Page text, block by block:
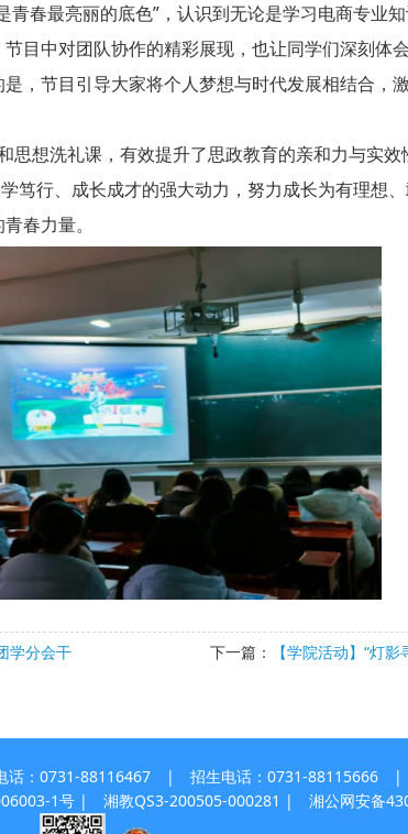
春最亮丽的底色”，认识到无论是学习电商专业
中对团队协作的精彩展现，也让同学们深刻体
，节目引导大家将个人梦想与时代发展相结合，
想洗礼课，有效提升了思政教育的亲和力与实
笃行、成长成才的强大动力，努力成长为有理想
春力量。
学分会干
下一篇： 【学院活动】“灯
话：0731-88116467 | 招生电话：0731-
1号 | 湘教QS3-200505-000281 | 湘公网安备